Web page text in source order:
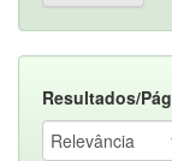
Resultados/